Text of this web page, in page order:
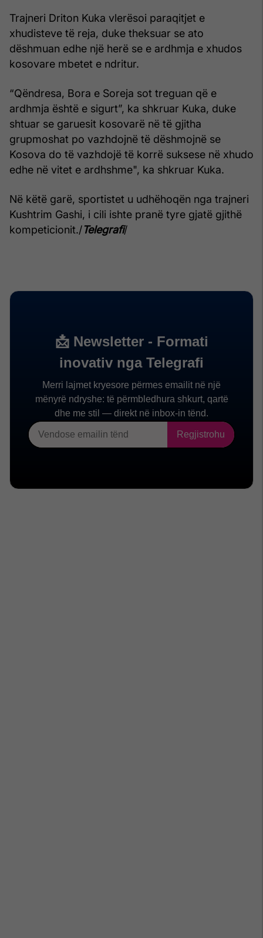
Trajneri Driton Kuka vlerësoi paraqitjet e
xhudisteve të reja, duke theksuar se ato
dëshmuan edhe një herë se e ardhmja e xhudos
kosovare mbetet e ndritur.
“Qëndresa, Bora e Soreja sot treguan që e
ardhmja është e sigurt”, ka shkruar Kuka, duke
shtuar se garuesit kosovarë në të gjitha
grupmoshat po vazhdojnë të dëshmojnë se
Kosova do të vazhdojë të korrë suksese në xhudo
edhe në vitet e ardhshme", ka shkruar Kuka.
Në këtë garë, sportistet u udhëhoqën nga trajneri
Kushtrim Gashi, i cili ishte pranë tyre gjatë gjithë
kompeticionit./Telegrafi/